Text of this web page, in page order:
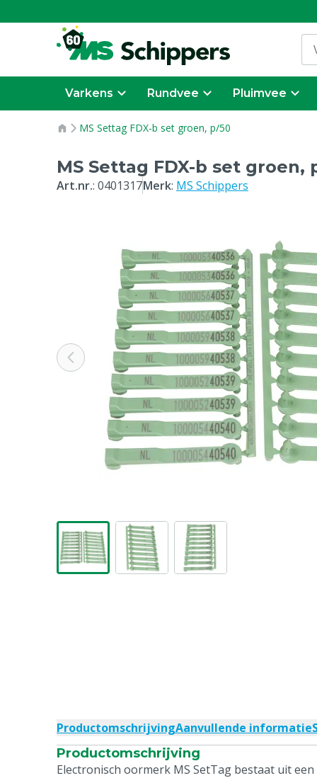
Varkens Rundvee Pluimvee
MS Settag FDX-b set groen, p/50
MS Settag FDX-b set groen,
Art.nr.: 0401317Merk: MS Schippers
ProductomschrijvingAanvullende informatie
Productomschrijving
Electronisch oormerk MS SetTag bestaat uit